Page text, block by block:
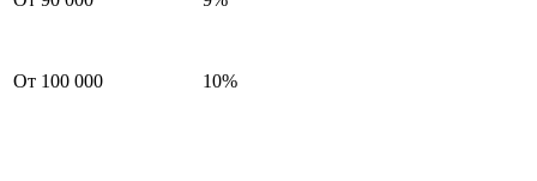
От 100 000 10%